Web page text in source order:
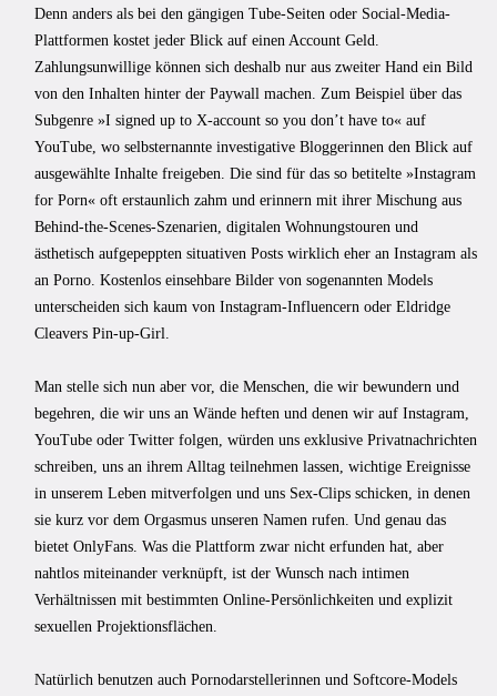
Denn anders als bei den gängigen Tube-Seiten oder Social-Media-
Plattformen kostet jeder Blick auf einen Account Geld.
Zahlungsunwillige können sich deshalb nur aus zweiter Hand ein Bild
von den Inhalten hinter der Paywall machen. Zum Beispiel über das
Subgenre »I signed up to X-account so you don’t have to« auf
YouTube, wo selbsternannte investigative Bloggerinnen den Blick auf
ausgewählte Inhalte freigeben. Die sind für das so betitelte »Instagram
for Porn« oft erstaunlich zahm und erinnern mit ihrer Mischung aus
Behind-the-Scenes-Szenarien, digitalen Wohnungstouren und
ästhetisch aufgepeppten situativen Posts wirklich eher an Instagram als
an Porno. Kostenlos einsehbare Bilder von sogenannten Models
unterscheiden sich kaum von Instagram-Influencern oder Eldridge
Cleavers Pin-up-Girl.
Man stelle sich nun aber vor, die Menschen, die wir bewundern und
begehren, die wir uns an Wände heften und denen wir auf Instagram,
YouTube oder Twitter folgen, würden uns exklusive Privatnachrichten
schreiben, uns an ihrem Alltag teilnehmen lassen, wichtige Ereignisse
in unserem Leben mitverfolgen und uns Sex-Clips schicken, in denen
sie kurz vor dem Orgasmus unseren Namen rufen. Und genau das
bietet OnlyFans. Was die Plattform zwar nicht erfunden hat, aber
nahtlos miteinander verknüpft, ist der Wunsch nach intimen
Verhältnissen mit bestimmten Online-Persönlichkeiten und explizit
sexuellen Projektionsflächen.
Natürlich benutzen auch Pornodarstellerinnen und Softcore-Models